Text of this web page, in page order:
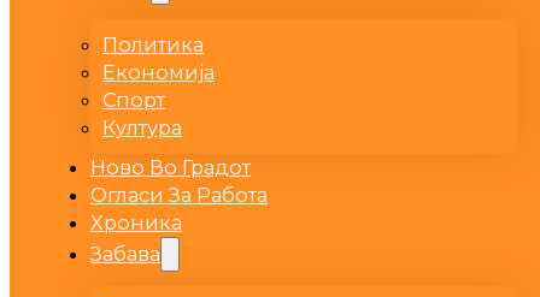
Политика
Економија
Спорт
Култура
Ново Во Градот
Огласи За Работа
Хроника
Забава